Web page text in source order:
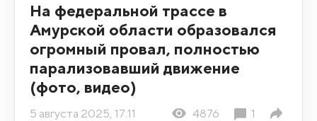
На федеральной трассе в
Амурской области образовался
огромный провал, полностью
парализовавший движение
(фото, видео)
5 августа 2025, 17:11 4876 1